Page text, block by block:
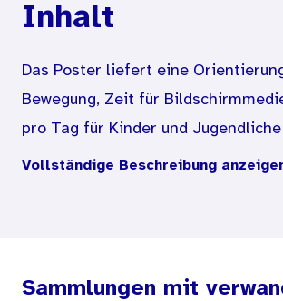
Inhalt
Das Poster liefert eine
Bewegung, Zeit für
pro Tag für Kinder und
Übersicht fasst die Empfehlungen
Vollständige Beschreibung
Sammlungen mit